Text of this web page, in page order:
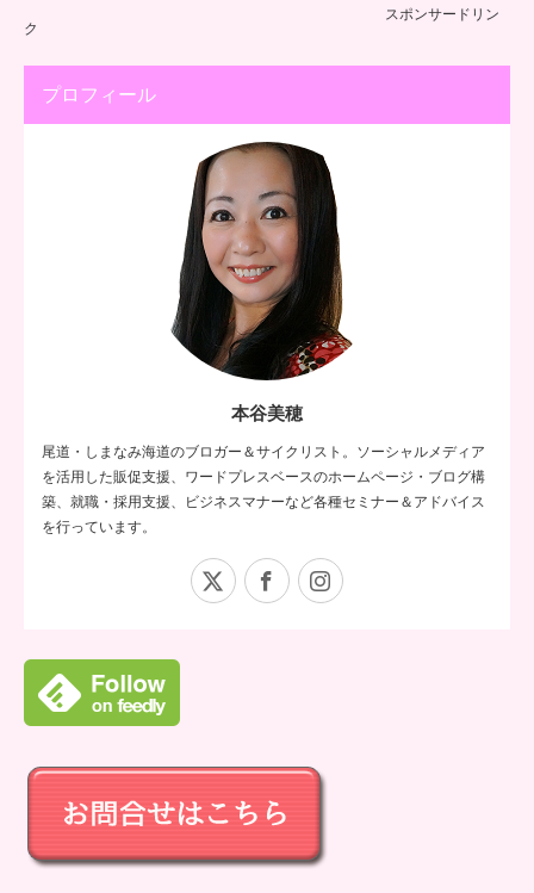
スポンサードリン
ク
プロフィール
本谷美穂
尾道・しまなみ海道のブロガー＆サイクリスト。ソーシャルメディア
を活用した販促支援、ワードプレスベースのホームページ・ブログ構
築、就職・採用支援、ビジネスマナーなど各種セミナー＆アドバイス
を行っています。
Facebook